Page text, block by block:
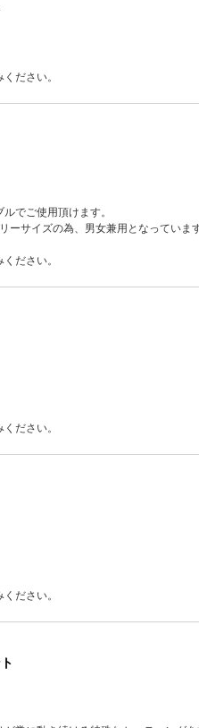
ださい。
でご使用頂けます。
サイズの為、男女兼用となっています
ださい。
ださい。
ださい。